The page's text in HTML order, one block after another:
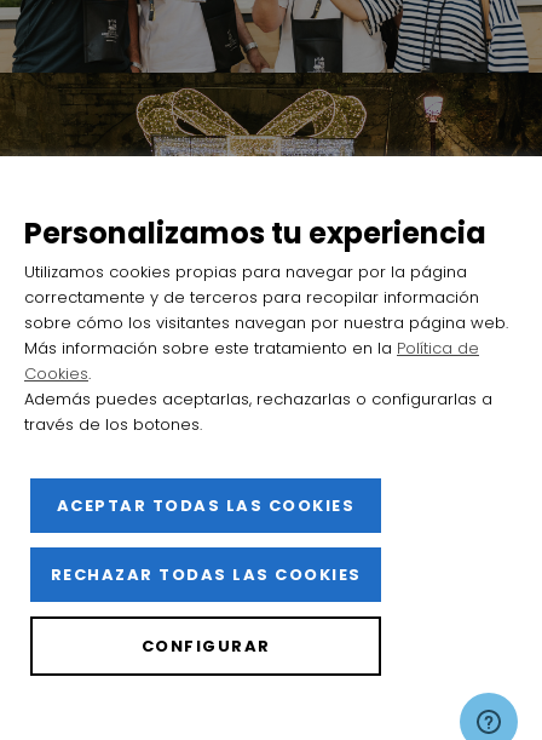
Ya es Navidad en el Barrio de la
Estación
2025 Barrio de la Estación de Haro
Facebook
Política de privacidad
Política de cookies
Aviso legal
Personalizamos tu experiencia
Utilizamos cookies propias para navegar por la página
correctamente y de terceros para recopilar información
sobre cómo los visitantes navegan por nuestra página web.
Más información sobre este tratamiento en la Política de
Cookies.
Además puedes aceptarlas, rechazarlas o configurarlas a
través de los botones.
ACEPTAR TODAS LAS COOKIES
RECHAZAR TODAS LAS COOKIES
CONFIGURAR